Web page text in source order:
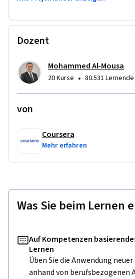
Dozent
Mohammed Al-Mousa
20 Kurse • 80.531 Lernende
von
Coursera
Mehr erfahren
Was Sie beim Lernen
Auf Kompetenzen
Lernen
Üben Sie die Anwendung
anhand von berufsbezogenen